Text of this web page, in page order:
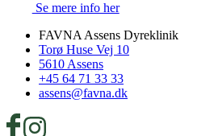
Se mere info her
FAVNA Assens Dyreklinik
Torø Huse Vej 10
5610 Assens
+45 64 71 33 33
assens@favna.dk